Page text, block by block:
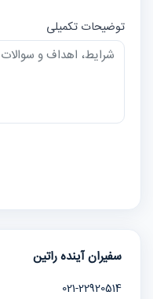
توضیحات تکمیلی
سفیران آینده راتین
021-22920514